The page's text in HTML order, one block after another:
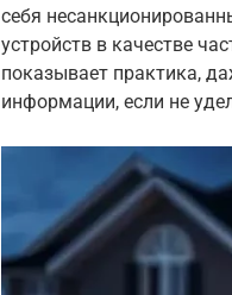
себя
устройств в качестве
показывает практика,
информации, если не